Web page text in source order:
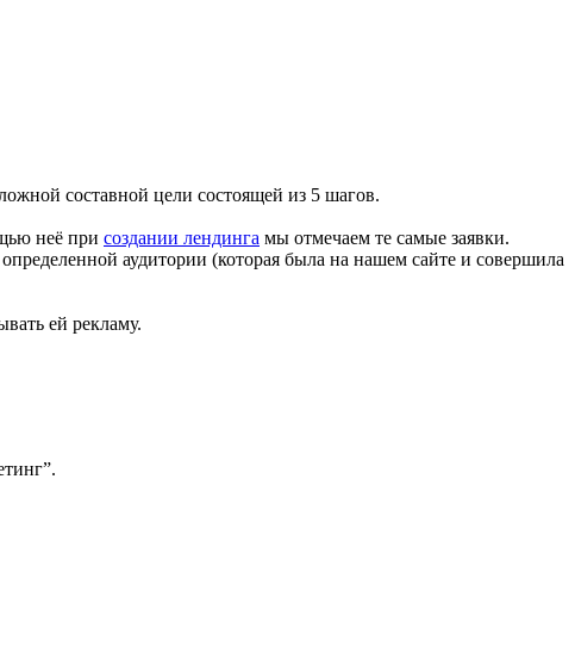
составной цели состоящей из 5 шагов.
неё при создании лендинга мы отмечаем те самые заявки.
аудитории (которая была на нашем сайте и совершила
ей рекламу.